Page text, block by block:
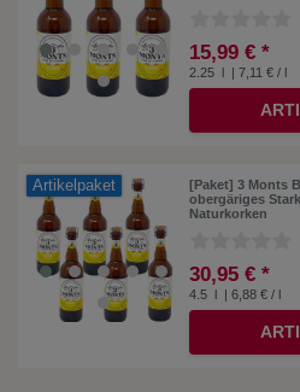
15,99 € *
2.25 l | 7,11 € / l
Artikelpaket
[Paket] 3 Monts
obergäriges
Naturkorken
30,95 € *
4.5 l | 6,88 € / l